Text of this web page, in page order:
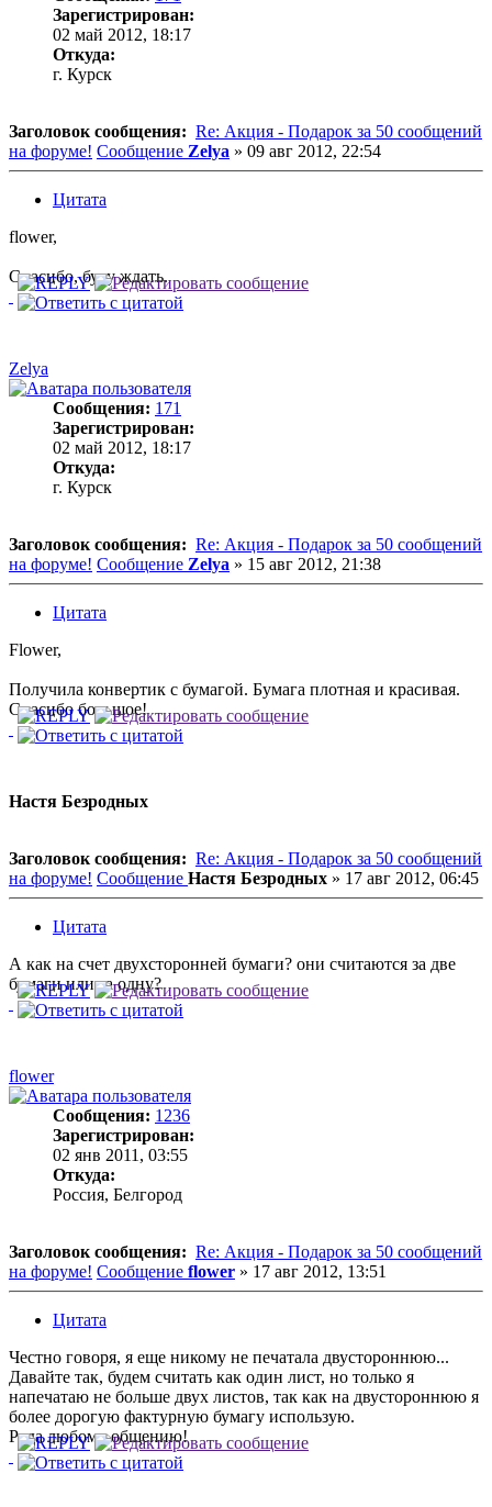
Зарегистрирован:
02 май 2012, 18:17
Откуда:
г. Курск
Заголовок сообщения: Re: Акция - Подарок за 50 сообщений
на форуме! Сообщение Zelya » 09 авг 2012, 22:54
Цитата
flower,
Спасибо, буду ждать.
Zelya
Сообщения: 171
Зарегистрирован:
02 май 2012, 18:17
Откуда:
г. Курск
Заголовок сообщения: Re: Акция - Подарок за 50 сообщений
на форуме! Сообщение Zelya » 15 авг 2012, 21:38
Цитата
Flower,
Получила конвертик с бумагой. Бумага плотная и красивая.
Спасибо большое!
Настя Безродных
Заголовок сообщения: Re: Акция - Подарок за 50 сообщений
на форуме! Сообщение Настя Безродных » 17 авг 2012, 06:45
Цитата
А как на счет двухсторонней бумаги? они считаются за две
бумаги или за одну?
flower
Сообщения: 1236
Зарегистрирован:
02 янв 2011, 03:55
Откуда:
Россия, Белгород
Заголовок сообщения: Re: Акция - Подарок за 50 сообщений
на форуме! Сообщение flower » 17 авг 2012, 13:51
Цитата
Честно говоря, я еще никому не печатала двустороннюю...
Давайте так, будем считать как один лист, но только я
напечатаю не больше двух листов, так как на двустороннюю я
более дорогую фактурную бумагу использую.
Рада любому общению!